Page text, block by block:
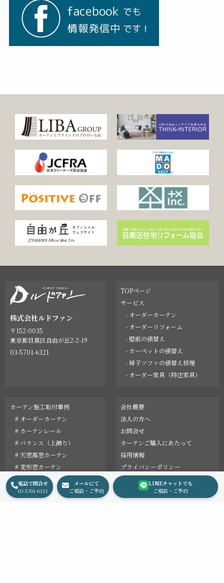
株式会社ルドファン
〒152-0035
東京都目黒区自由が丘2-2-19
03-5701-6321
TOPページ
サービス
- オーダーカーテン
- オーダーリフォーム
- 壁紙の張替え
- カーペットの張替え
- 椅子ソファの張替え修理
- オーダー家具（特注家具）
カーテン施工取付事例
# オーダーカーテン
# カーテンレール
# バランス（上飾り）
# 天窓高窓カーテン
# 変形窓カーテン
オーダーリフォーム事例
最新情報
会社概要
法人の方へ
お問合せ
カーテンご購入にあたって
採用情報
プライバシーポリシー
English
電話で問合せ
03-5701-6321
メールにて
ご相談・ご予約
LINEチャットでも
ご相談・ご予約